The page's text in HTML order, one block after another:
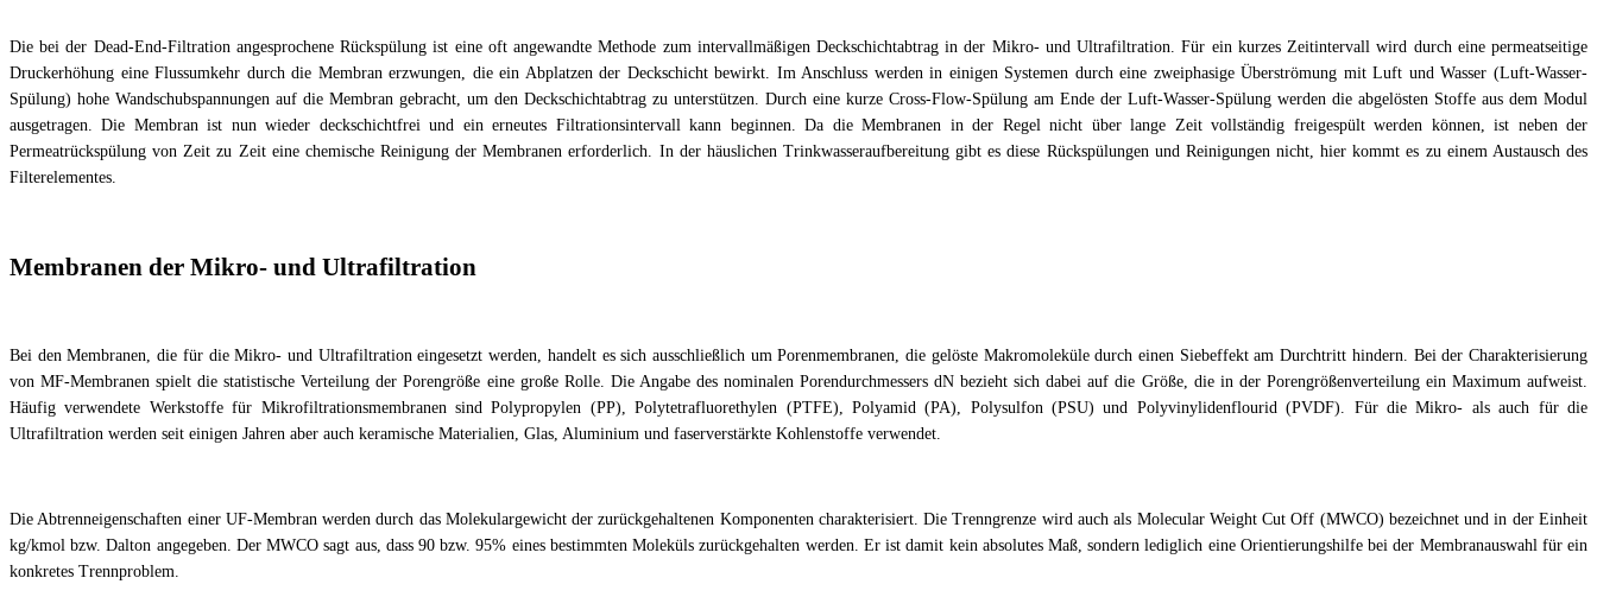
Die bei der Dead-End-Filtration angesprochene Rückspülung ist eine oft angewandte Methode zum intervallmäßigen Deckschichtabtrag in der Mikro- und Ultrafiltration. Für ein kurzes Zeitintervall wird durch eine permeatseitige
Druckerhöhung eine Flussumkehr durch die Membran erzwungen, die ein Abplatzen der Deckschicht bewirkt. Im Anschluss werden in einigen Systemen durch eine zweiphasige Überströmung mit Luft und Wasser (Luft-Wasser-
Spülung) hohe Wandschubspannungen auf die Membran gebracht, um den Deckschichtabtrag zu unterstützen. Durch eine kurze Cross-Flow-Spülung am Ende der Luft-Wasser-Spülung werden die abgelösten Stoffe aus dem Modul
ausgetragen. Die Membran ist nun wieder deckschichtfrei und ein erneutes Filtrationsintervall kann beginnen. Da die Membranen in der Regel nicht über lange Zeit vollständig freigespült werden können, ist neben der
Permeatrückspülung von Zeit zu Zeit eine chemische Reinigung der Membranen erforderlich. In der häuslichen Trinkwasseraufbereitung gibt es diese Rückspülungen und Reinigungen nicht, hier kommt es zu einem Austausch des
Filterelementes.
Membranen der Mikro- und Ultrafiltration
Bei den Membranen, die für die Mikro- und Ultrafiltration eingesetzt werden, handelt es sich ausschließlich um Porenmembranen, die gelöste Makromoleküle durch einen Siebeffekt am Durchtritt hindern. Bei der Charakterisierung
von MF-Membranen spielt die statistische Verteilung der Porengröße eine große Rolle. Die Angabe des nominalen Porendurchmessers dN bezieht sich dabei auf die Größe, die in der Porengrößenverteilung ein Maximum aufweist.
Häufig verwendete Werkstoffe für Mikrofiltrationsmembranen sind Polypropylen (PP), Polytetrafluorethylen (PTFE), Polyamid (PA), Polysulfon (PSU) und Polyvinylidenflourid (PVDF). Für die Mikro- als auch für die
Ultrafiltration werden seit einigen Jahren aber auch keramische Materialien, Glas, Aluminium und faserverstärkte Kohlenstoffe verwendet.
Die Abtrenneigenschaften einer UF-Membran werden durch das Molekulargewicht der zurückgehaltenen Komponenten charakterisiert. Die Trenngrenze wird auch als Molecular Weight Cut Off (MWCO) bezeichnet und in der Einheit
kg/kmol bzw. Dalton angegeben. Der MWCO sagt aus, dass 90 bzw. 95% eines bestimmten Moleküls zurückgehalten werden. Er ist damit kein absolutes Maß, sondern lediglich eine Orientierungshilfe bei der Membranauswahl für ein
konkretes Trennproblem.